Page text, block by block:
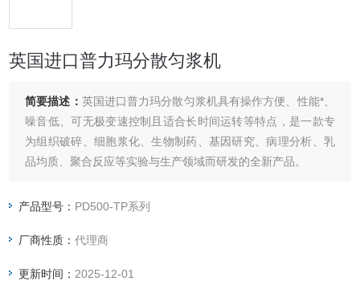
英国进口普力玛分散匀浆机
简要描述： 英国进口普力玛分散匀浆机具有操作方便、性能*、
噪音低、可无极变速控制且适合长时间运转等特点，是一款专
为组织破碎、细胞浆化、生物制药、基因研究、病理分析、乳
品均质、聚合反应等实验与生产领域而研发的全新产品。
产品型号： PD500-TP系列
厂商性质：代理商
更新时间： 2025-12-01